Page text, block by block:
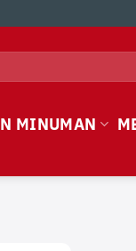
MINUMAN